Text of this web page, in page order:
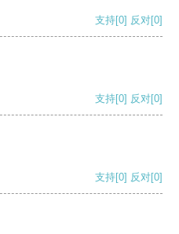
支持[0] 反对[0]
支持[0] 反对[0]
支持[0] 反对[0]